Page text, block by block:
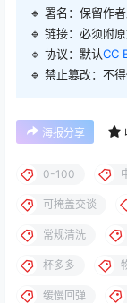
🔹 署名：保留作
🔹 链接：必须附
🔹 协议：默认CC
🔹 禁止篡改：不
海报分享
0-100
可掩盖交谈
常规清洗
杯多多
缓慢回弹